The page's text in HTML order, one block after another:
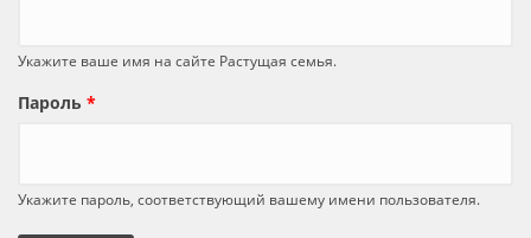
Укажите ваше имя на сайте Растущая семья.
Пароль *
Укажите пароль, соответствующий вашему имени пользователя.